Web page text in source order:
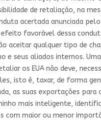
de retaliação, na
acertada anunciada
favorável dessa
aceitar qualquer tipo de
e seus aliados internos.
os EUA não deve,
isto é, taxar, de forma
as suas exportações para
mais inteligente,
com maior ou menor